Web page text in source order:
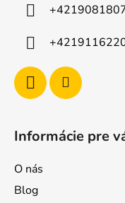
Informácie pre
O nás
Blog